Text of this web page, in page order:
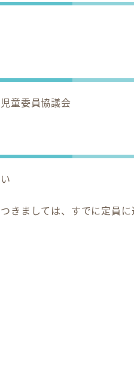
童委員協議会
きましては、すでに定員に